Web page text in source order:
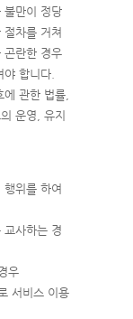
불만이 정당
차를 거쳐
곤란한 경우
합니다.
관한 법률,
운영, 유지
위를 하여
교사하는 경
우
서비스 이용